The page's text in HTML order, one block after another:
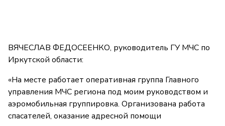
ВЯЧЕСЛАВ ФЕДОСЕЕНКО, руководитель ГУ МЧС по
Иркутской области:
«На месте работает оперативная группа Главного
управления МЧС региона под моим руководством и
аэромобильная группировка. Организована работа
спасателей, оказание адресной помощи